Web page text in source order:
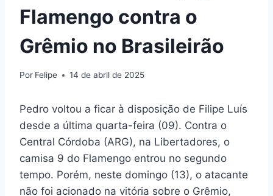
Flamengo contra o
Grêmio no Brasileirão
Por Felipe 14 de abril de 2025
Pedro voltou a ficar à disposição de Filipe Luís
desde a última quarta-feira (09). Contra o
Central Córdoba (ARG), na Libertadores, o
camisa 9 do Flamengo entrou no segundo
tempo. Porém, neste domingo (13), o atacante
não foi acionado na vitória sobre o Grêmio,